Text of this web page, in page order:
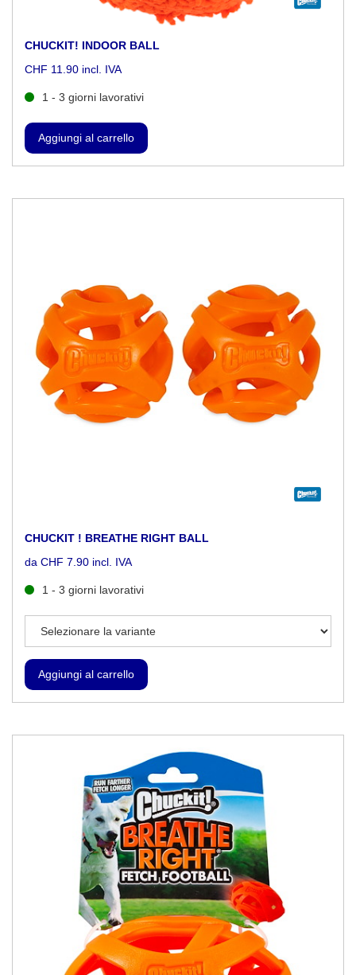
CHUCKIT! INDOOR BALL
CHF 11.90 incl. IVA
1 - 3 giorni lavorativi
CHUCKIT ! BREATHE RIGHT BALL
da CHF 7.90 incl. IVA
1 - 3 giorni lavorativi